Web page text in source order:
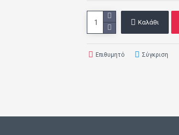
Καλάθι
Επιθυμητό Σύγκριση